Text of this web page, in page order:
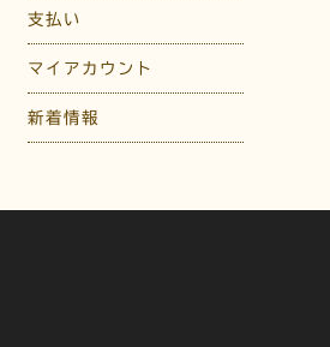
支払い
マイアカウント
新着情報